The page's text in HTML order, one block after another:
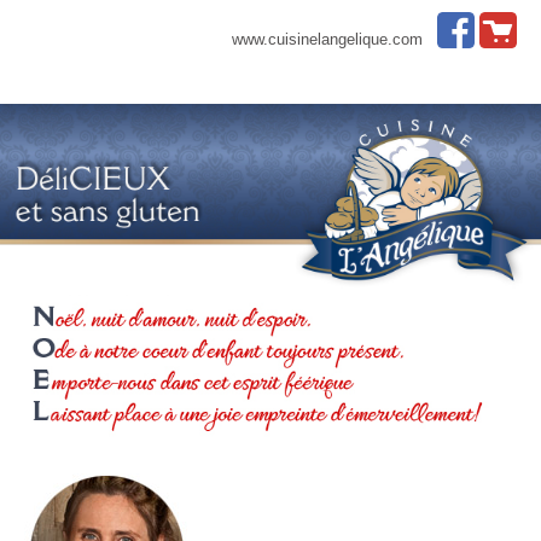
www.cuisinelangelique.com